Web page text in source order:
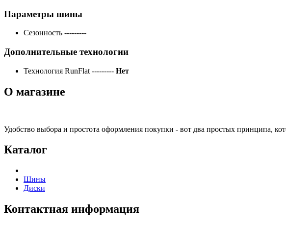
Параметры шины
Сезонность ---------
Дополнительные технологии
Технология RunFlat --------- Нет
О магазине
Удобство выбора и простота оформления покупки - вот два простых принципа,
Каталог
Шины
Диски
Контактная информация